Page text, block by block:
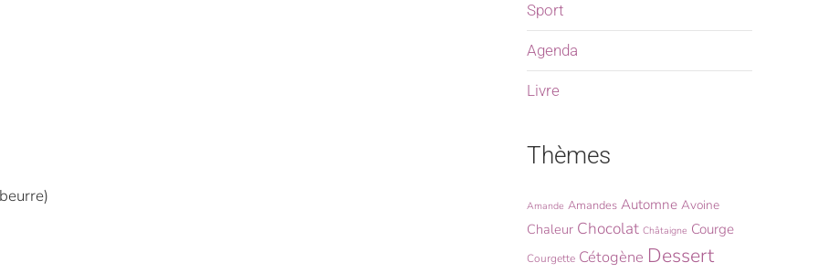
Sport
Agenda
Livre
Thèmes
Amande Amandes Automne Avoine
Chaleur Chocolat Châtaigne Courge
Courgette Cétogène Dessert